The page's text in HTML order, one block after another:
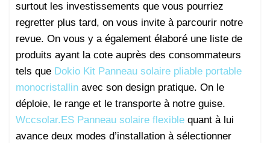
surtout les investissements que vous pourriez
regretter plus tard, on vous invite à parcourir notre
revue. On vous y a également élaboré une liste de
produits ayant la cote auprès des consommateurs
tels que Dokio Kit Panneau solaire pliable portable
monocristallinavec son design pratique. On le
déploie, le range et le transporte à notre guise.
Wccsolar.ES Panneau solaire flexiblequant à lui
avance deux modes d’installation à sélectionner